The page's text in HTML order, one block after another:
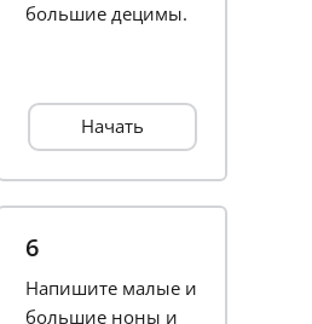
большие децимы.
Начать
6
Напишите малые и
большие ноны и